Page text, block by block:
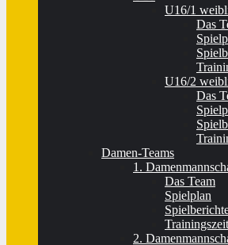
U16/1
Das
U16/2
Das
Damen-Teams
1.
Das Team
Spielplan
2.